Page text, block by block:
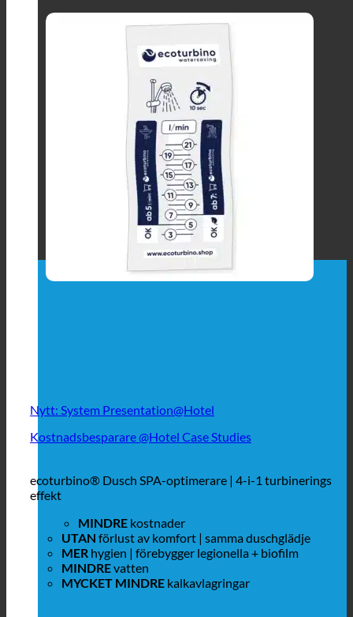
Nytt: System Presentation@Hotel
Kostnadsbesparare @Hotel Case Studies
ecoturbino® Dusch SPA-optimerare | 4-i-1 turbinerings
effekt
MINDREkostnader
UTAN förlust av komfort | samma duschglädje
MER hygien | förebygger legionella + biofilm
MINDREvatten
MYCKET MINDRE kalkavlagringar